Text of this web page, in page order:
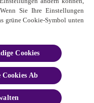
Wenn Sie Ihre Einstellungen
grüne Cookie-Symbol unten
Cookies
Cookies Ab